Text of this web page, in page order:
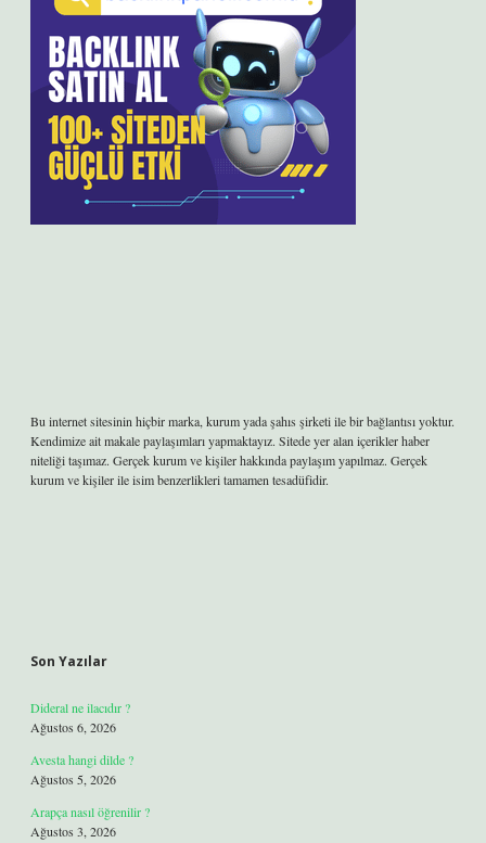
Bu internet sitesinin hiçbir marka, kurum yada şahıs şirketi ile bir bağlantısı yoktur.
Kendimize ait makale paylaşımları yapmaktayız. Sitede yer alan içerikler haber
niteliği taşımaz. Gerçek kurum ve kişiler hakkında paylaşım yapılmaz. Gerçek
kurum ve kişiler ile isim benzerlikleri tamamen tesadüfidir.
Son Yazılar
Dideral ne ilacıdır ?
Ağustos 6, 2026
Avesta hangi dilde ?
Ağustos 5, 2026
Arapça nasıl öğrenilir ?
Ağustos 3, 2026